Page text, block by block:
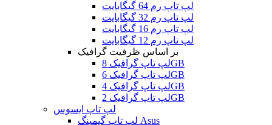
لپ تاپ رم 64 گیگابایت
لپ تاپ رم 32 گیگابایت
لپ تاپ رم 16 گیگابایت
لپ تاپ رم 12 گیگابایت
بر اساس ظرفیت گرافیک
لپ تاپ گرافیک 8GB
لپ تاپ گرافیک 6GB
لپ تاپ گرافیک 4GB
لپ تاپ گرافیک 2GB
لپ تاپ ایسوس
لپ تاپ گیمینگ Asus